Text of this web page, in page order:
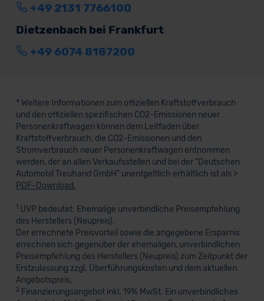
+49 2131 7766100
Dietzenbach bei Frankfurt
+49 6074 8187200
* Weitere Informationen zum offiziellen Kraftstoffverbrauch
und den offiziellen spezifischen CO2-Emissionen neuer
Personenkraftwagen können dem Leitfaden über
Kraftstoffverbrauch, die CO2-Emissionen und den
Stromverbrauch neuer Personenkraftwagen entnommen
werden, der an allen Verkaufsstellen und bei der "Deutschen
Automobil Treuhand GmbH" unentgeltlich erhältlich ist als >
PDF-Download.
1UVP bedeutet: Ehemalige unverbindliche Preisempfehlung
des Herstellers (Neupreis).
Der errechnete Preisvorteil sowie die angegebene Ersparnis
errechnen sich gegenüber der ehemaligen, unverbindlichen
Preisempfehlung des Herstellers (Neupreis) zum Zeitpunkt der
Erstzulassung zzgl. Überführungskosten und dem aktuellen
Angebotspreis.
2 Finanzierungsangebot inkl. 19% MwSt. Ein unverbindliches